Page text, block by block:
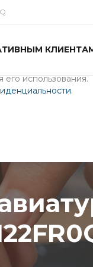
и
использования.
.